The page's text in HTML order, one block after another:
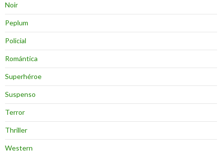
Noir
Peplum
Policial
Romántica
Superhéroe
Suspenso
Terror
Thriller
Western